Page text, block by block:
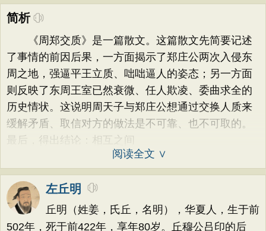
简析
《周郑交质》是一篇散文。这篇散文先简要记述
了事情的前因后果，一方面揭示了郑庄公两次入侵东
周之地，强逼平王立质、咄咄逼人的姿态；另一方面
则反映了东周王室已然衰微、任人欺凌、委曲求全的
历史情状。这说明周天子与郑庄公想通过交换人质来
缓解矛盾、取信对方的做法是不可靠、也不可取的。
最后，得出结论：相互之间
阅读全文 ∨
左丘明
丘明（姓姜，氏丘，名明），华夏人，生于前
502年，死于前422年，享年80岁。丘穆公吕印的后